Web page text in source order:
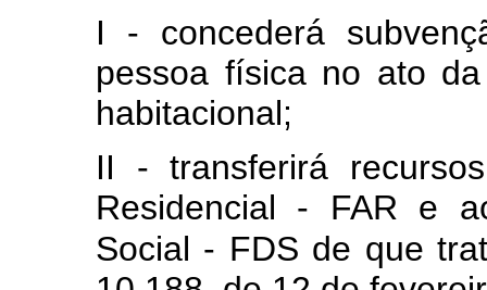
I - concederá
pessoa física no ato
habitacional;
II - transferirá
Residencial - FAR e
Social - FDS de que